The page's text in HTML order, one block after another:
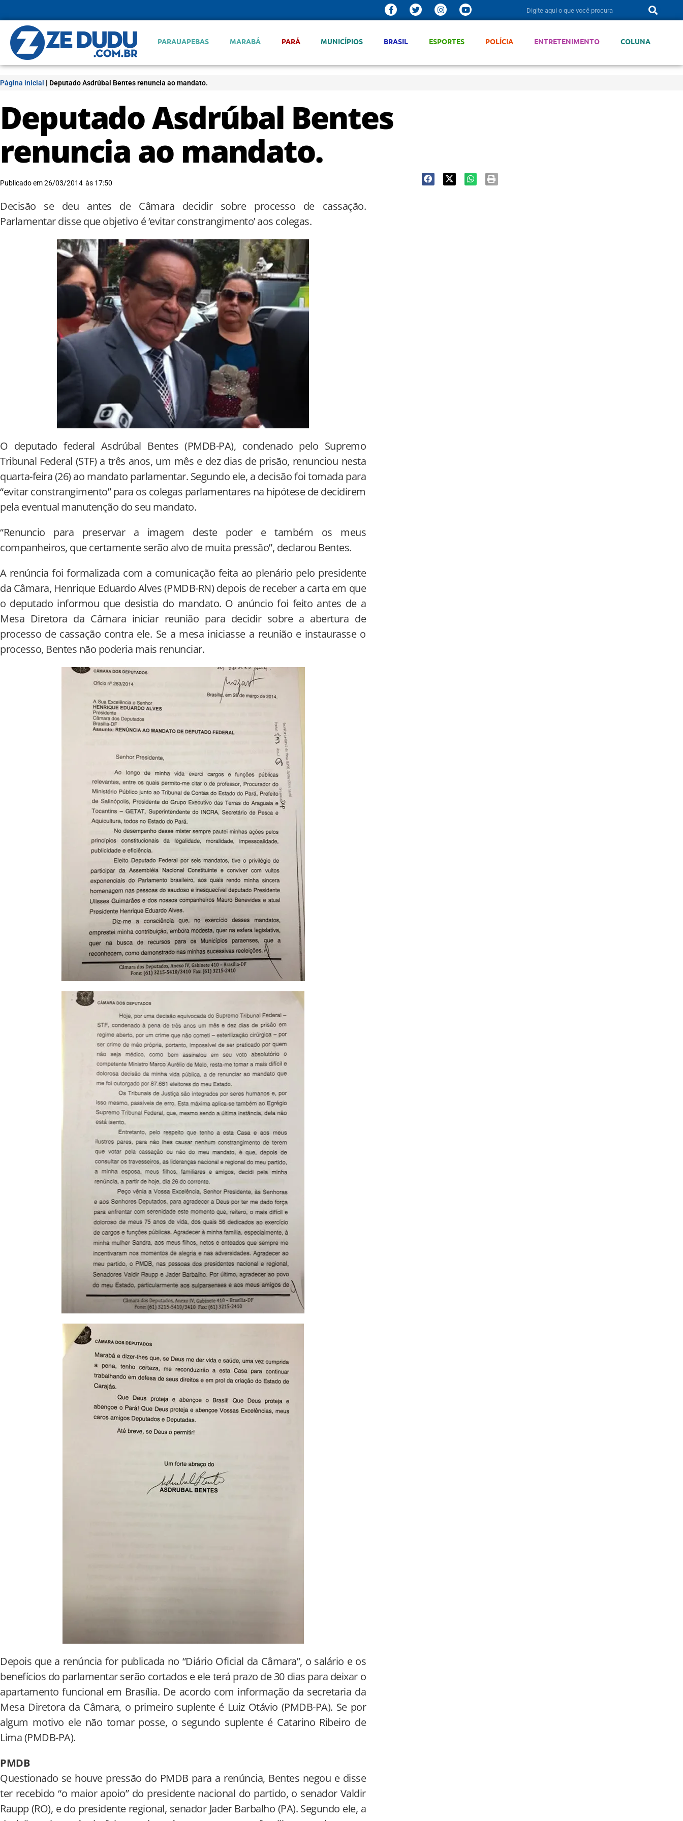
PARAUAPEBAS MARABÁ PARÁ MUNICÍPIOS BRASIL ESPORTES POLÍCIA ENTRETENIMENTO COLUNA
Página inicial | Deputado Asdrúbal Bentes renuncia ao mandato.
Deputado Asdrúbal Bentes
renuncia ao mandato.
Publicado em26/03/2014 às 17:50
Decisão se deu antes de Câmara decidir sobre processo de cassação.
Parlamentar disse que objetivo é ‘evitar constrangimento’ aos colegas.
O deputado federal Asdrúbal Bentes (PMDB-PA), condenado pelo Supremo
Tribunal Federal (STF) a três anos, um mês e dez dias de prisão, renunciou nesta
quarta-feira (26) ao mandato parlamentar. Segundo ele, a decisão foi tomada para
“evitar constrangimento” para os colegas parlamentares na hipótese de decidirem
pela eventual manutenção do seu mandato.
“Renuncio para preservar a imagem deste poder e também os meus
companheiros, que certamente serão alvo de muita pressão”, declarou Bentes.
A renúncia foi formalizada com a comunicação feita ao plenário pelo presidente
da Câmara, Henrique Eduardo Alves (PMDB-RN) depois de receber a carta em que
o deputado informou que desistia do mandato. O anúncio foi feito antes de a
Mesa Diretora da Câmara iniciar reunião para decidir sobre a abertura de
processo de cassação contra ele. Se a mesa iniciasse a reunião e instaurasse o
processo, Bentes não poderia mais renunciar.
Depois que a renúncia for publicada no “Diário Oficial da Câmara”, o salário e os
benefícios do parlamentar serão cortados e ele terá prazo de 30 dias para deixar o
apartamento funcional em Brasília. De acordo com informação da secretaria da
Mesa Diretora da Câmara, o primeiro suplente é Luiz Otávio (PMDB-PA). Se por
algum motivo ele não tomar posse, o segundo suplente é Catarino Ribeiro de
Lima (PMDB-PA).
PMDB
Questionado se houve pressão do PMDB para a renúncia, Bentes negou e disse
ter recebido “o maior apoio” do presidente nacional do partido, o senador Valdir
Raupp (RO), e do presidente regional, senador Jader Barbalho (PA). Segundo ele, a